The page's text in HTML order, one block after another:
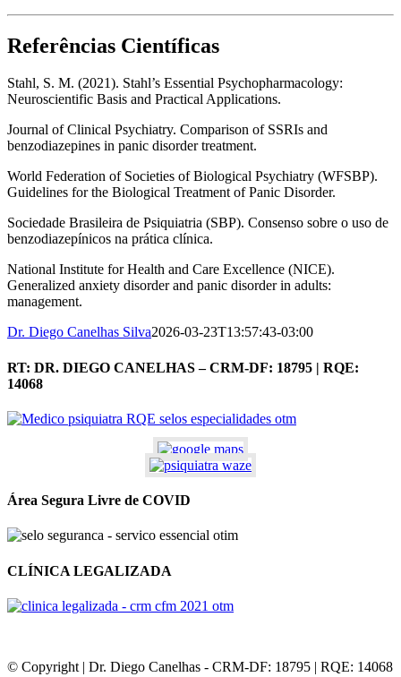
Referências Científicas
Stahl, S. M. (2021). Stahl’s Essential Psychopharmacology:
Neuroscientific Basis and Practical Applications.
Journal of Clinical Psychiatry. Comparison of SSRIs and
benzodiazepines in panic disorder treatment.
World Federation of Societies of Biological Psychiatry (WFSBP).
Guidelines for the Biological Treatment of Panic Disorder.
Sociedade Brasileira de Psiquiatria (SBP). Consenso sobre o uso de
benzodiazepínicos na prática clínica.
National Institute for Health and Care Excellence (NICE).
Generalized anxiety disorder and panic disorder in adults:
management.
Dr. Diego Canelhas Silva2026-03-23T13:57:43-03:00
RT: DR. DIEGO CANELHAS – CRM-DF: 18795 | RQE:
14068
Área Segura Livre de COVID
CLÍNICA LEGALIZADA
© Copyright | Dr. Diego Canelhas - CRM-DF: 18795 | RQE: 14068